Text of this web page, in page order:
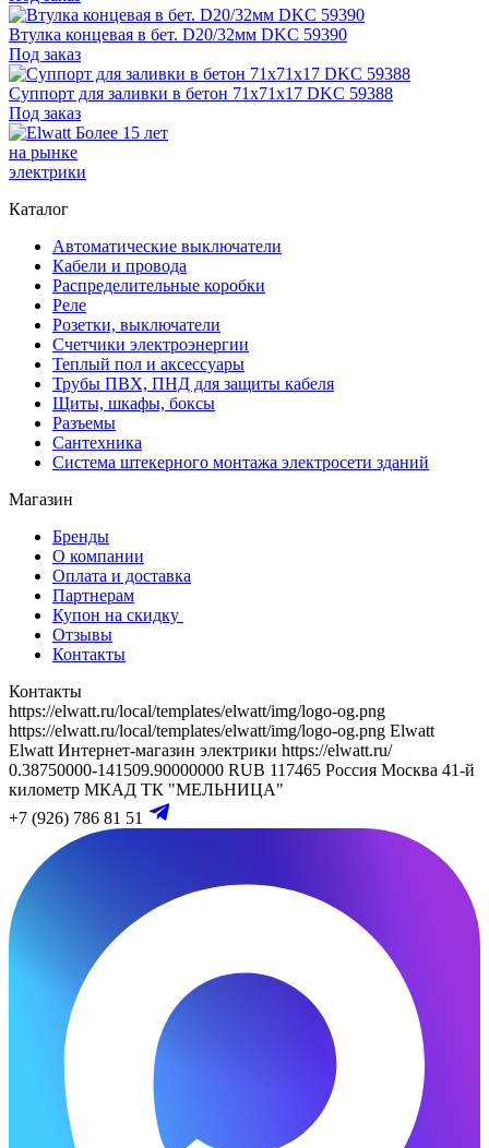
Втулка концевая в бет. D20/32мм DKC 59390
Под заказ
Суппорт для заливки в бетон 71х71х17 DKC 59388
Под заказ
Более 15 лет
на рынке
электрики
Каталог
Автоматические выключатели
Кабели и провода
Распределительные коробки
Реле
Розетки, выключатели
Счетчики электроэнергии
Теплый пол и аксессуары
Трубы ПВХ, ПНД для защиты кабеля
Щиты, шкафы, боксы
Разъемы
Сантехника
Система штекерного монтажа электросети зданий
Магазин
Бренды
О компании
Оплата и доставка
Партнерам
Купон на скидку
Отзывы
Контакты
Контакты
https://elwatt.ru/local/templates/elwatt/img/logo-og.png
https://elwatt.ru/local/templates/elwatt/img/logo-og.png Elwatt
Elwatt Интернет-магазин электрики https://elwatt.ru/
0.38750000-141509.90000000 RUB 117465 Россия Москва 41-й
километр МКАД ТК "МЕЛЬНИЦА"
+7 (926) 786 81 51